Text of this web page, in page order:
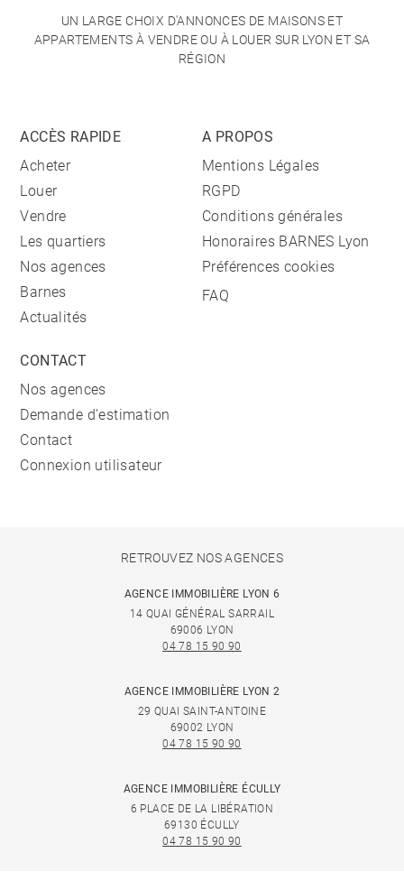
UN LARGE CHOIX D'ANNONCES DE MAISONS ET
APPARTEMENTS À VENDRE OU À LOUER SUR LYON ET SA
RÉGION
ACCÈS RAPIDE
Acheter
Louer
Vendre
Les quartiers
Nos agences
Barnes
Actualités
A PROPOS
Mentions Légales
RGPD
Conditions générales
Honoraires BARNES Lyon
Préférences cookies
FAQ
CONTACT
Nos agences
Demande d'estimation
Contact
Connexion utilisateur
RETROUVEZ NOS AGENCES
AGENCE IMMOBILIÈRE LYON 6
14 QUAI GÉNÉRAL SARRAIL
69006 LYON
04 78 15 90 90
AGENCE IMMOBILIÈRE LYON 2
29 QUAI SAINT-ANTOINE
69002 LYON
04 78 15 90 90
AGENCE IMMOBILIÈRE ÉCULLY
6 PLACE DE LA LIBÉRATION
69130 ÉCULLY
04 78 15 90 90